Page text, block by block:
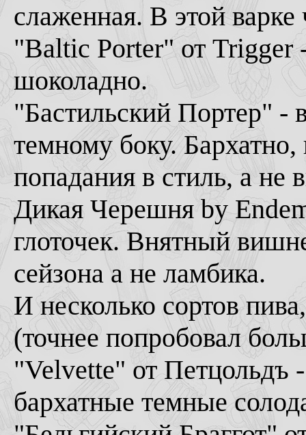
слаженная. В этой
"Baltic Porter" от Trigger
шоколадно.
"Бастильский Портер" -
темному боку.
попадания в стиль, а не
Дикая Черешня by
глоточек. Внятный
сейзона а не ламбика.
И несколько сортов
(точнее попробовал
"Velvette" от Петцольдъ
бархатные темные